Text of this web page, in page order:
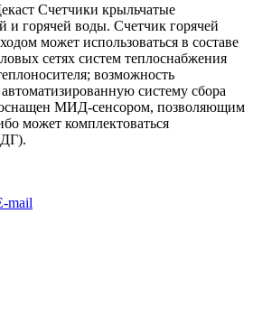
Счетчики крыльчатые
и горячей воды. Счетчик горячей
может использоваться в составе
сетях систем теплоснабжения
возможность
систему сбора
МИД-сенсором, позволяющим
может комплектоваться